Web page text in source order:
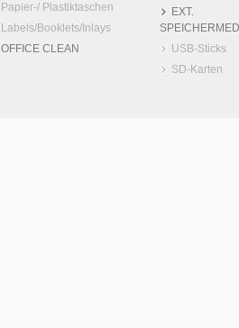
Papier-/ Plastiktaschen
Labels/Booklets/Inlays
OFFICE CLEAN
EXT.
USB-Sticks
SD-Karten